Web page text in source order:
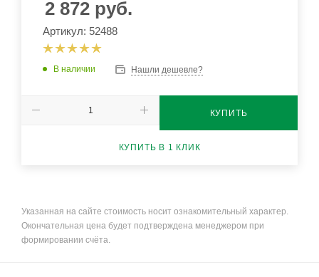
2 872 руб.
Артикул: 52488
В наличии Нашли дешевле?
КУПИТЬ
КУПИТЬ В 1 КЛИК
Указанная на сайте стоимость носит ознакомительный характер.
Окончательная цена будет подтверждена менеджером при
формировании счёта.